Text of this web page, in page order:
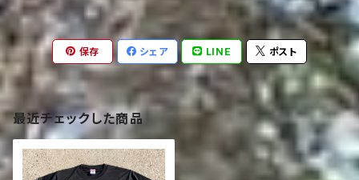
保存 シェア LINE ポスト
最近チェックした商品